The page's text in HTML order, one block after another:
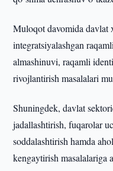
Muloqot davomida davlat
integratsiyalashgan
almashinuvi, raqamli
rivojlantirish masalalari
Shuningdek, davlat
jadallashtirish, fuqarolar
soddalashtirish hamda
kengaytirish masalalariga